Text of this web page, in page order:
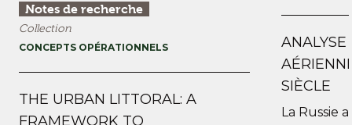
Notes de recherche
Collection
CONCEPTS OPÉRATIONNELS
THE URBAN LITTORAL: A
FRAMEWORK TO
SIÈCLE
La Russie